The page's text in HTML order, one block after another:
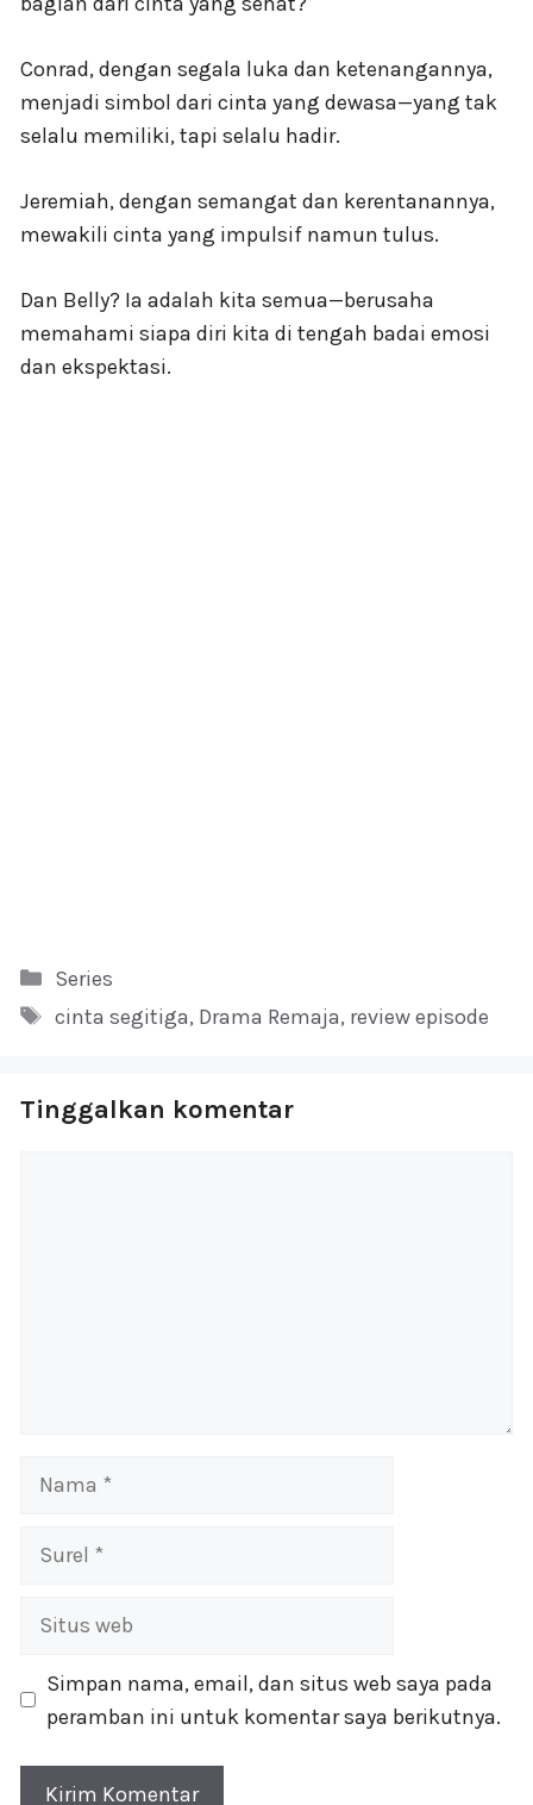
Conrad, dengan segala luka dan ketenangannya,
menjadi simbol dari cinta yang dewasa—yang tak
selalu memiliki, tapi selalu hadir.
Jeremiah, dengan semangat dan kerentanannya,
mewakili cinta yang impulsif namun tulus.
Dan Belly? Ia adalah kita semua—berusaha
memahami siapa diri kita di tengah badai emosi
dan ekspektasi.
Kategori
Series
Tag
cinta segitiga, Drama Remaja, review episode
Tinggalkan komentar
Nama
Surel
Situs
Simpan nama, email, dan situs web saya pada
peramban ini untuk komentar saya berikutnya.